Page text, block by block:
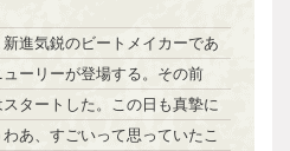
進気鋭のビートメイカーであ
ーリーが登場する。その前
タートした。この日も真摯に
あ、すごいって思っていたこ